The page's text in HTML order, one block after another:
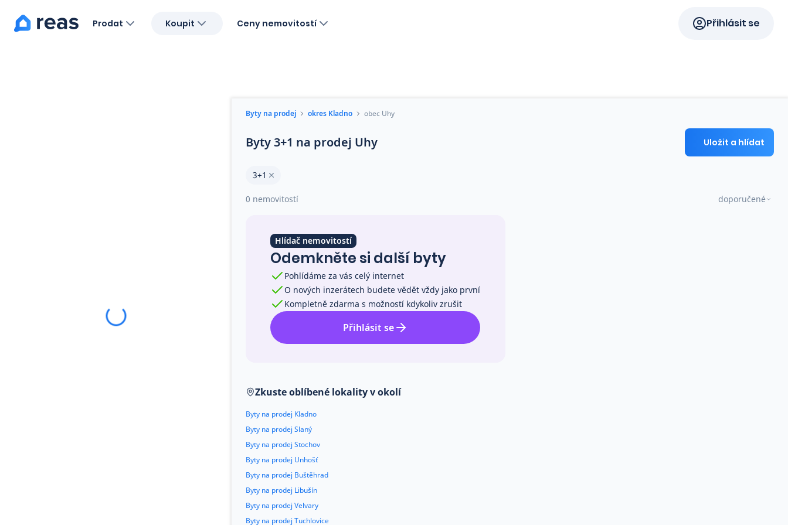
Prodat Koupit Ceny nemovitostí Přihlásit se
Byty na prodej okres Kladno obec Uhy
Byty 3+1 na prodej Uhy Uložit a hlídat
3+1
0 nemovitostí doporučené
Hlídač nemovitostí
Odemkněte si další byty
Pohlídáme za vás celý internet
O nových inzerátech budete vědět vždy jako první
Kompletně zdarma s možností kdykoliv zrušit
Přihlásit se
Zkuste oblíbené lokality v okolí
Byty na prodej Kladno
Byty na prodej Slaný
Byty na prodej Stochov
Byty na prodej Unhošť
Byty na prodej Buštěhrad
Byty na prodej Libušín
Byty na prodej Velvary
Byty na prodej Tuchlovice